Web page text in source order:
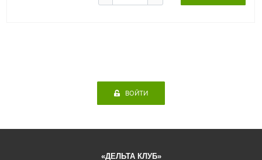
ВОЙТИ
«ДЕЛЬТА КЛУБ»